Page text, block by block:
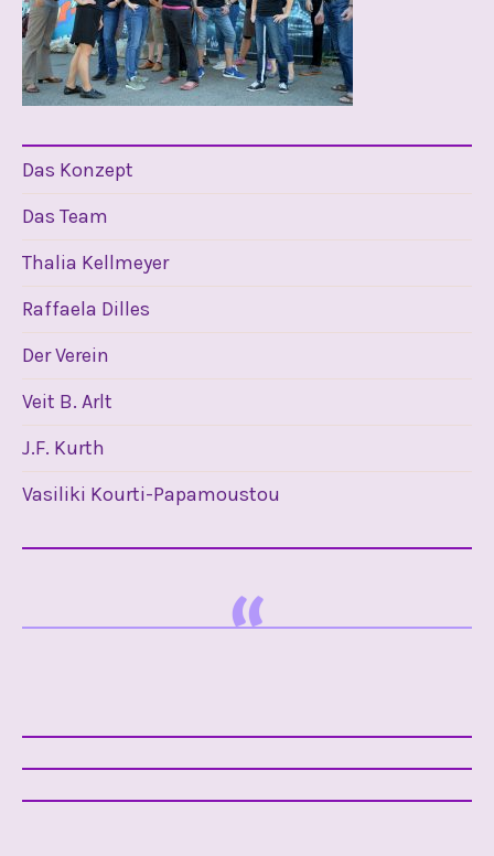
Das Konzept
Das Team
Thalia Kellmeyer
Raffaela Dilles
Der Verein
Veit B. Arlt
J.F. Kurth
Vasiliki Kourti-Papamoustou